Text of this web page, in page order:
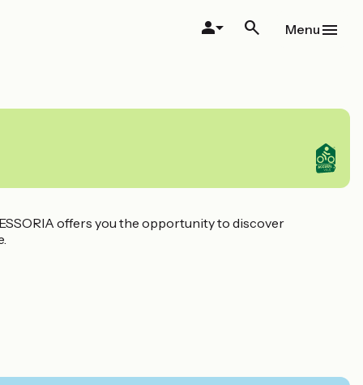
Menu
offers you the opportunity to discover